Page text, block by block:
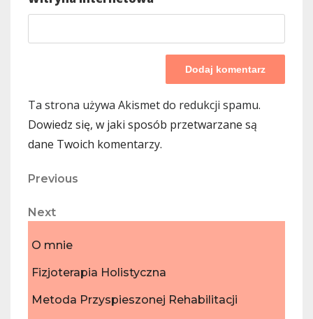
Ta strona używa Akismet do redukcji spamu.
Dowiedz się, w jaki sposób przetwarzane są
dane Twoich komentarzy.
Nawigacja
wpisu
Previous
Previous
Next
Next
O mnie
Fizjoterapia Holistyczna
Metoda Przyspieszonej Rehabilitacji